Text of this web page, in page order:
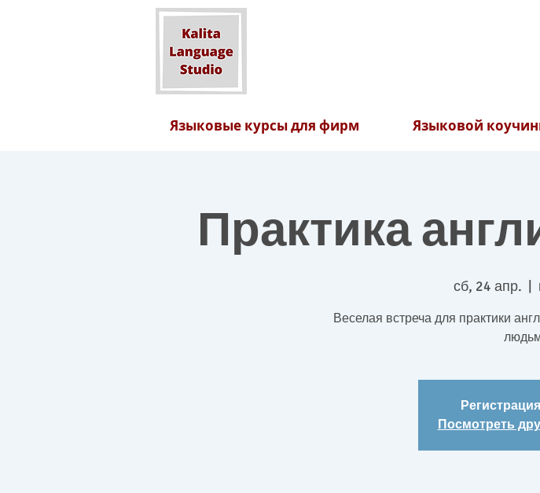
Языковые курсы для фирм Языковой
Практика
сб, 24 апр.
Веселая встреча для практики
Посмотреть